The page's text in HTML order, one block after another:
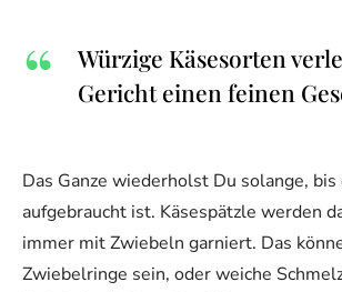
Würzige Käsesorten
Gericht einen feinen
Das Ganze wiederholst Du solange,
aufgebraucht ist. Käsespätzle werden
immer mit Zwiebeln garniert. Das
Zwiebelringe sein, oder weiche